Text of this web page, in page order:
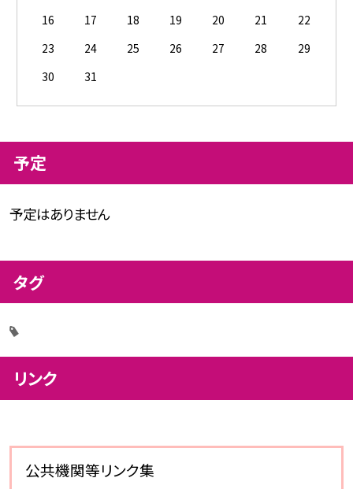
16
17 18 19 20 21
22
23
24 25 26 27 28
29
30
31
予定
予定はありません
タグ
リンク
公共機関等リンク集